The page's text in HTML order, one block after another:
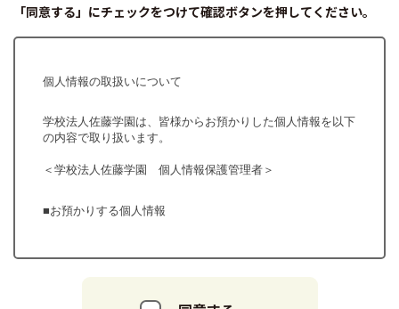
「同意する」にチェックをつけて確認ボタンを押してください。